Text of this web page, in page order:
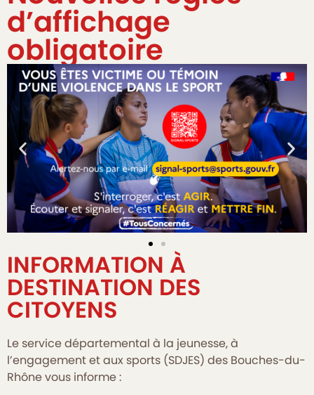
d’affichage
obligatoire
INFORMATION À
DESTINATION DES
CITOYENS
Le service départemental à la jeunesse, à
l’engagement et aux sports (SDJES) des Bouches-du-
Rhône vous informe :